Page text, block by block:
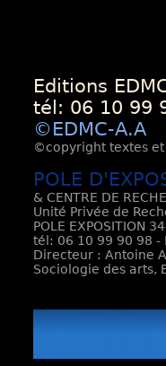
Editions
tél: 06 10 99
©EDMC-A.A
©copyright textes et
POLE
& CENTRE DE
Unité Privée de
POLE EXPOSITION
tél: 06 10 99 90 98 -
Directeur : Antoine
Sociologie des arts,